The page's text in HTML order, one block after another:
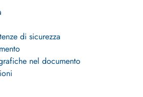
di sicurezza
nel documento
elettrico
dell’impianto